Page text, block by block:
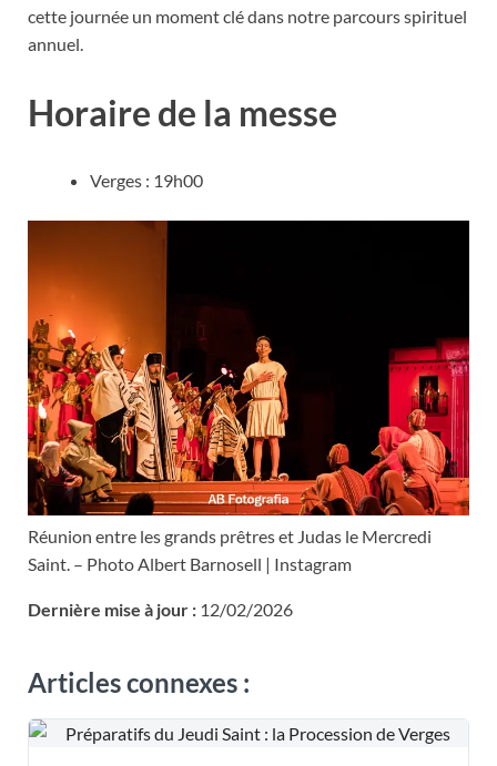
cette journée un moment clé dans notre parcours spirituel
annuel.
Horaire de la messe
Verges : 19h00
Réunion entre les grands prêtres et Judas le Mercredi
Saint. – Photo Albert Barnosell | Instagram
Dernière mise à jour : 12/02/2026
Articles connexes :